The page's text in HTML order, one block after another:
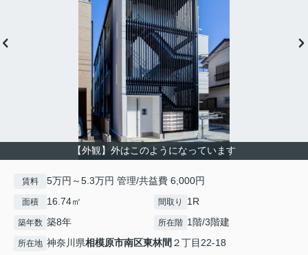
【外観】外はこのようになっています
賃料 5万円～5.3万円 管理/共益費 6,000円
面積 16.74㎡ 間取り 1R
築年数 築8年 所在階 1階/3階建
所在地 神奈川県相模原市南区東林間 ２丁目22-18